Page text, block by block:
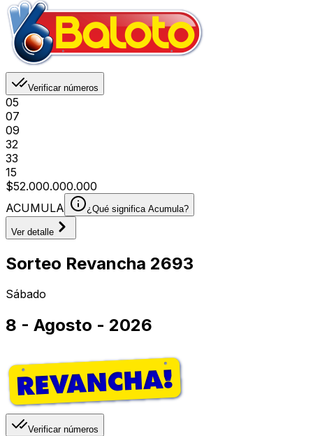
Verificar números
05
07
09
32
33
15
$52.000.000.000
ACUMULA
¿Qué significa Acumula?
Ver detalle
Sorteo Revancha 2693
Sábado
8 - Agosto - 2026
Verificar números